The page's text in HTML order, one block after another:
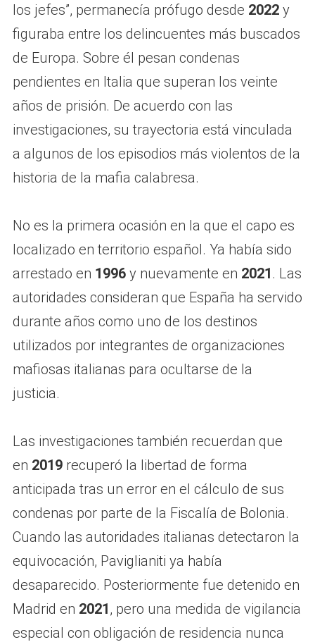
los jefes”, permanecía prófugo desde 2022y
figuraba entre los delincuentes más buscados
de Europa. Sobre él pesan condenas
pendientes en Italia que superan los veinte
años de prisión. De acuerdo con las
investigaciones, su trayectoria está vinculada
a algunos de los episodios más violentos de la
historia de la mafia calabresa.
No es la primera ocasión en la que el capo es
localizado en territorio español. Ya había sido
arrestado en 1996y nuevamente en 2021 . Las
autoridades consideran que España ha servido
durante años como uno de los destinos
utilizados por integrantes de organizaciones
mafiosas italianas para ocultarse de la
justicia.
Las investigaciones también recuerdan que
en 2019recuperó la libertad de forma
anticipada tras un error en el cálculo de sus
condenas por parte de la Fiscalía de Bolonia.
Cuando las autoridades italianas detectaron la
equivocación, Paviglianiti ya había
desaparecido. Posteriormente fue detenido en
Madrid en 2021, pero una medida de vigilancia
especial con obligación de residencia nunca